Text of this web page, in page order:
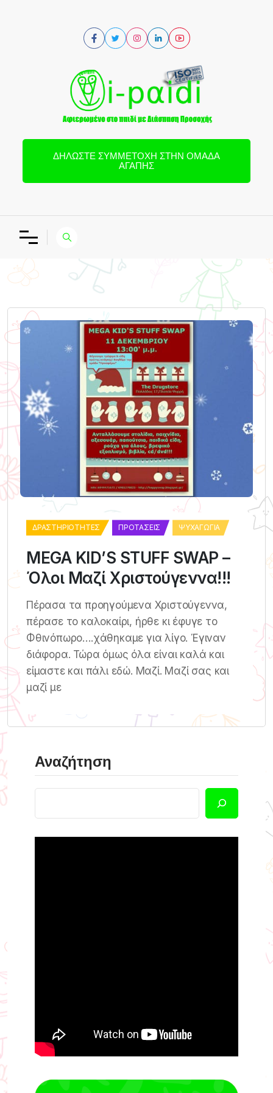
ΔΗΛΏΣΤΕ ΣΥΜΜΕΤΟΧΉ ΣΤΗΝ ΟΜΆΔΑ
ΑΓΆΠΗΣ
ΔΡΑΣΤΗΡΙΌΤΗΤΕΣ ΠΡΟΤΆΣΕΙΣ ΨΥΧΑΓΩΓΊΑ
MEGA KID’S STUFF SWAP –
Όλοι Μαζί Χριστούγεννα!!!
Πέρασα τα προηγούμενα Χριστούγεννα,
πέρασε το καλοκαίρι, ήρθε κι έφυγε το
Φθινόπωρο….χάθηκαμε για λίγο. Έγιναν
διάφορα. Τώρα όμως όλα είναι καλά και
είμαστε και πάλι εδώ. Μαζί. Μαζί σας και
μαζί με
Αναζήτηση